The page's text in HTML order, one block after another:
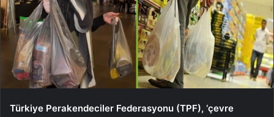
Türkiye Perakendeciler Federasyonu (TPF), ‘çevre